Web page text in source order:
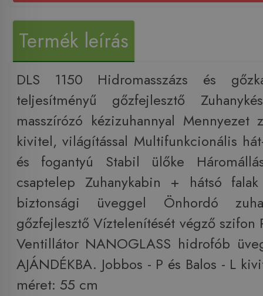
Termék leírás
DLS 1150 Hidromasszázs és
teljesítményű gőzfejlesztő
masszírózó kézizuhannyal Mennyezet
kivitel, világítással Multifunkcionális
és fogantyú Stabil ülőke
csaptelep Zuhanykabin + hátsó
biztonsági üveggel Önhordó
gőzfejlesztő Víztelenítését végző szifon
Ventillátor NANOGLASS hidrofób
AJÁNDÉKBA. Jobbos - P és Balos - L
méret: 55 cm